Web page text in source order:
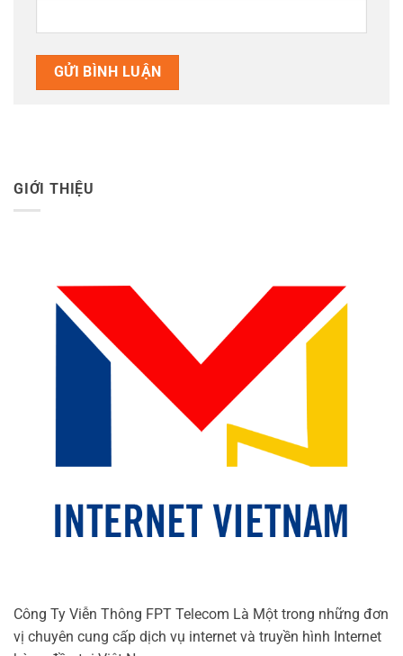
GIỚI THIỆU
Công Ty Viễn Thông FPT Telecom Là Một trong những đơn
vị chuyên cung cấp dịch vụ internet và truyền hình Internet